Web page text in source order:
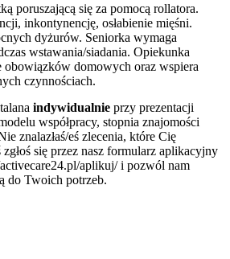
poruszającą się za pomocą rollatora.
inkontynencję, osłabienie mięśni.
dyżurów. Seniorka wymaga
wstawania/siadania. Opiekunka
domowych oraz wspiera
czynnościach.
indywidualnie przy prezentacji
współpracy, stopnia znajomości
znalazłaś/eś zlecenia, które Cię
zgłoś się przez nasz formularz aplikacyjny
aplikuj/ i pozwól nam
do Twoich potrzeb.